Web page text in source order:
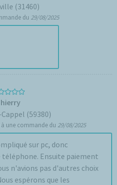
(31460)
du 29/08/2025
(59380)
une commande du 29/08/2025
sur pc, donc
Ensuite paiement
n'avions pas d'autres choix
espérons que les